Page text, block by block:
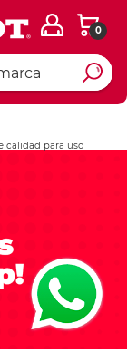
0
calidad para uso
Ingresar Codigo